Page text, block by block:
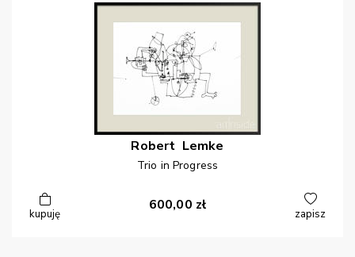
Robert Lemke
Trio in Progress
kupuję
600,00 zł
zapisz